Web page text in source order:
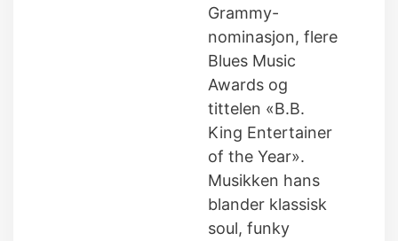
Grammy-
nominasjon, flere
Blues Music
Awards og
tittelen «B.B.
King Entertainer
of the Year».
Musikken hans
blander klassisk
soul, funky